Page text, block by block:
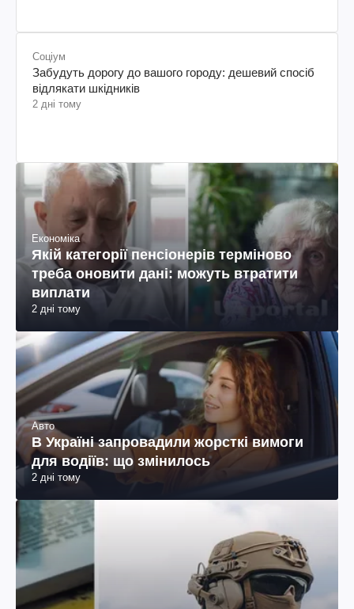
Соціум
Забудуть дорогу до вашого городу: дешевий спосіб
відлякати шкідників
2 дні тому
Економіка
Якій категорії пенсіонерів терміново
треба оновити дані: можуть втратити
виплати
2 дні тому
Авто
В Україні запровадили жорсткі вимоги
для водіїв: що змінилось
2 дні тому